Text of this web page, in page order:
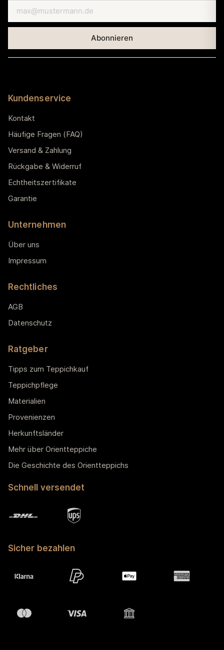
Kundenservice
Kontakt
Häufige Fragen (FAQ)
Versand & Zahlung
Rückgabe & Widerruf
Echtheitszertifikate
Garantie
Unternehmen
Über uns
Impressum
Rechtliches
AGB
Datenschutz
Ratgeber
Tipps zum Teppichkauf
Teppichpflege
Materialien
Provenienzen
Herkunftsländer
Mehr über Orientteppiche
Die Geschichte des Orientteppichs
Schnell versendet
Sicher bezahlen